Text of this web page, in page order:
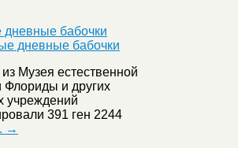
бабочки
Музея естественной
Флориды и других
учреждений
391 ген 2244
→